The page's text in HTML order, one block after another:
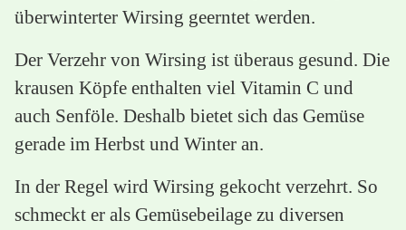
überwinterter Wirsing geerntet werden.
Der Verzehr von Wirsing ist überaus gesund. Die
krausen Köpfe enthalten viel Vitamin C und
auch Senföle. Deshalb bietet sich das Gemüse
gerade im Herbst und Winter an.
In der Regel wird Wirsing gekocht verzehrt. So
schmeckt er als Gemüsebeilage zu diversen